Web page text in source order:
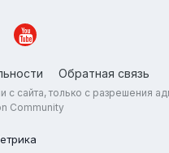
Обратная связь
сайта, только с разрешения
Community